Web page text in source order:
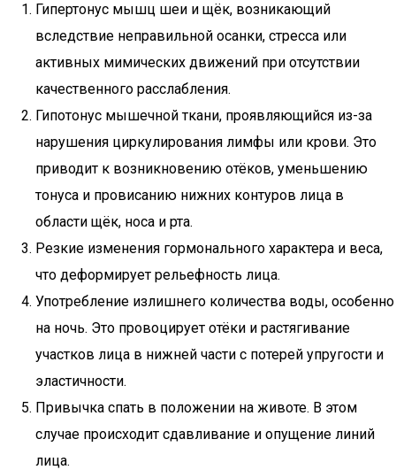
Гипертонус мышц шеи и щёк, возникающий
вследствие неправильной осанки, стресса или
активных мимических движений при отсутствии
качественного расслабления.
Гипотонус мышечной ткани, проявляющийся из-за
нарушения циркулирования лимфы или крови. Это
приводит к возникновению отёков, уменьшению
тонуса и провисанию нижних контуров лица в
области щёк, носа и рта.
Резкие изменения гормонального характера и веса,
что деформирует рельефность лица.
Употребление излишнего количества воды, особенно
на ночь. Это провоцирует отёки и растягивание
участков лица в нижней части с потерей упругости и
эластичности.
Привычка спать в положении на животе. В этом
случае происходит сдавливание и опущение линий
лица.